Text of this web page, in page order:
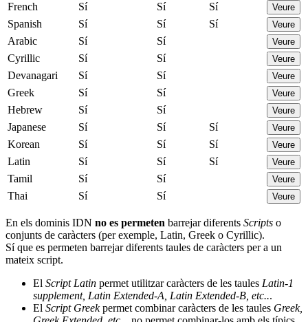
French Sí Sí Sí Veure
Spanish Sí Sí Sí Veure
Arabic Sí Sí Veure
Cyrillic Sí Sí Veure
Devanagari Sí Sí Veure
Greek Sí Sí Veure
Hebrew Sí Sí Veure
Japanese Sí Sí Sí Veure
Korean Sí Sí Sí Veure
Latin Sí Sí Sí Veure
Tamil Sí Sí Veure
Thai Sí Sí Veure
En els dominis IDN no es permeten barrejar diferents Scripts o
conjunts de caràcters (per exemple, Latin, Greek o Cyrillic).
Sí que es permeten barrejar diferents taules de caràcters per a un
mateix script.
El Script Latin permet utilitzar caràcters de les taules Latin-1
supplement, Latin Extended-A, Latin Extended-B, etc...
El Script Greekpermet combinar caràcters de les taules Greek,